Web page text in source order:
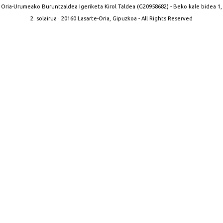
Oria-Urumeako Buruntzaldea Igeriketa Kirol Taldea (G20958682) - Beko kale bidea 1,
2. solairua · 20160 Lasarte-Oria, Gipuzkoa - All Rights Reserved